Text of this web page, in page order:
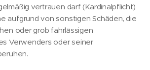
vertrauen darf (Kardinalpflicht)
aufgrund von sonstigen Schäden, die
oder grob fahrlässigen
Verwenders oder seiner